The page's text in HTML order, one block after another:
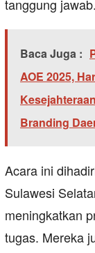
tanggung jawab.
Baca Juga :
AOE 2025,
Branding
Acara ini
Sulawesi
meningkatkan
tugas. Mereka